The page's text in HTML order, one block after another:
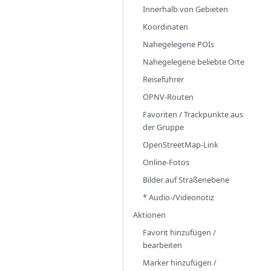
Innerhalb von Gebieten
Koordinaten
Nahegelegene POIs
Nahegelegene beliebte Orte
Reiseführer
ÖPNV-Routen
Favoriten / Trackpunkte aus
der Gruppe
OpenStreetMap-Link
Online-Fotos
Bilder auf Straßenebene
* Audio-/Videonotiz
Aktionen
Favorit hinzufügen /
bearbeiten
Marker hinzufügen /